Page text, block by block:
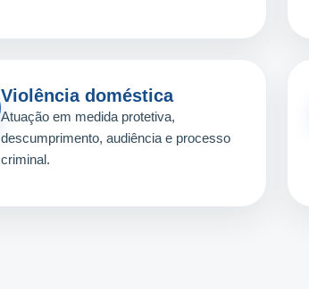
Violência doméstica
Atuação em medida protetiva,
descumprimento, audiência e processo
criminal.